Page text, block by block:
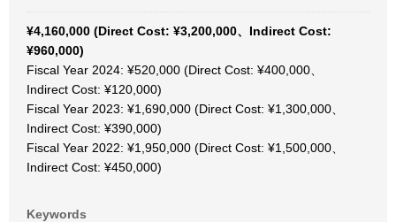
¥4,160,000 (Direct Cost: ¥3,200,000、Indirect Cost:
¥960,000)
Fiscal Year 2024: ¥520,000 (Direct Cost: ¥400,000、
Indirect Cost: ¥120,000)
Fiscal Year 2023: ¥1,690,000 (Direct Cost: ¥1,300,000、
Indirect Cost: ¥390,000)
Fiscal Year 2022: ¥1,950,000 (Direct Cost: ¥1,500,000、
Indirect Cost: ¥450,000)
Keywords